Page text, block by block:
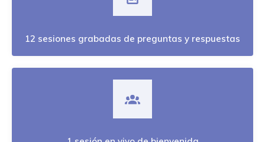
12 sesiones grabadas de preguntas y respuestas